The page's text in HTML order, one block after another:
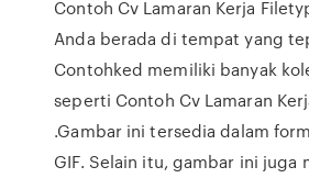
Contoh Cv Lamaran Kerja
Anda berada di tempat yang
Contohked memiliki banyak
seperti Contoh Cv Lamaran
.Gambar ini tersedia dalam
GIF. Selain itu, gambar ini juga